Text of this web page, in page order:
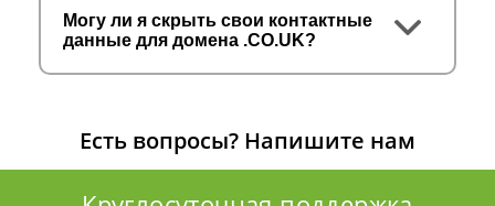
Допускается вписывать один дефис.
Зарегистрировать доменное имя в зоне
можно на разный период в зависимости
Возможно продление срока службы сайта,
Могу ли я скрыть свои контактные
данные для домена .CO.UK?
Есть вопросы? Напишите нам